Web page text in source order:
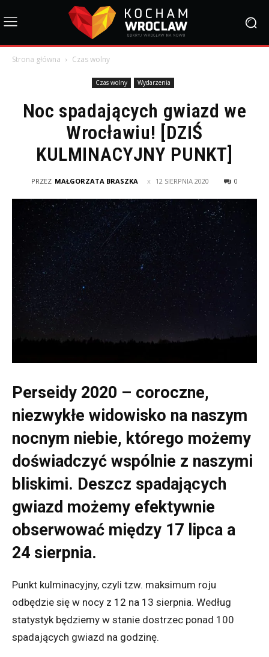
Strona główna Czas wolny
Czas wolny Wydarzenia
Noc spadających gwiazd we
Wrocławiu! [DZIŚ
KULMINACYJNY PUNKT]
PRZEZ MAŁGORZATA BRASZKA 12 SIERPNIA 2020 0
Perseidy 2020 – coroczne,
niezwykłe widowisko na naszym
nocnym niebie, którego możemy
doświadczyć wspólnie z naszymi
bliskimi. Deszcz spadających
gwiazd możemy efektywnie
obserwować między 17 lipca a
24 sierpnia.
Punkt kulminacyjny, czyli tzw. maksimum roju
odbędzie się w nocy z 12 na 13 sierpnia. Według
statystyk będziemy w stanie dostrzec ponad 100
spadających gwiazd na godzinę.